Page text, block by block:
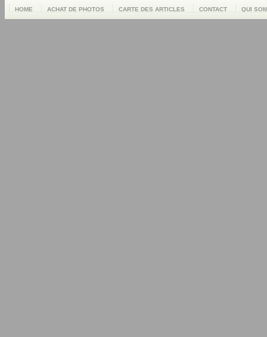
HOME ACHAT DE PHOTOS CARTE DES ARTICLES CONTACT QUI